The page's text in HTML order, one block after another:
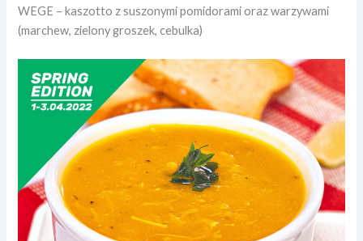
WEGE – kaszotto z suszonymi pomidorami oraz warzywami
(marchew, zielony groszek, cebulka)